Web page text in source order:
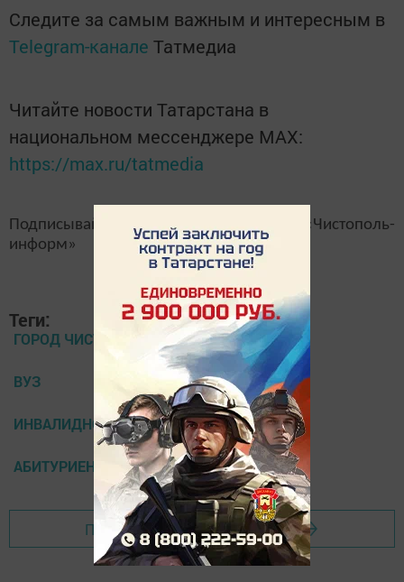
Следите за самым важным и интересным в
Telegram-канале Татмедиа
Читайте новости Татарстана в
национальном мессенджере MАХ:
https://max.ru/tatmedia
Подписывайтесь на наш
«Чистополь-
информ»
Теги:
ГОРОД ЧИСТОПОЛЬ
ВУЗ
ИНВАЛИДНОСТЬ
АБИТУРИЕНТ
Перейти на страницу новости